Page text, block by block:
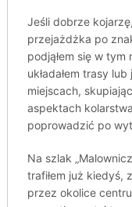
Jeśli dobrze
przejażdżka po
podjąłem się w
układałem trasy
miejscach,
aspektach
poprowadzić po
Na szlak
trafiłem już kiedyś,
przez okolice